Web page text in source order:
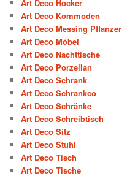
Art Deco Hocker
Art Deco Kommoden
Art Deco Messing Pflanzer
Art Deco Möbel
Art Deco Nachttische
Art Deco Porzellan
Art Deco Schrank
Art Deco Schrankco
Art Deco Schränke
Art Deco Schreibtisch
Art Deco Sitz
Art Deco Stuhl
Art Deco Tisch
Art Deco Tische